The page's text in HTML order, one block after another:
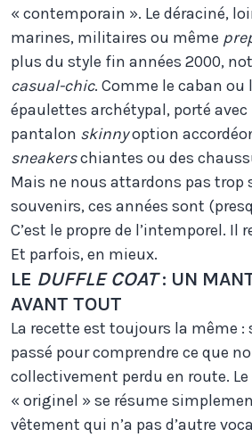
« contemporain ». Le déraciné,
marines, militaires ou même
plus du style fin années 2000,
casual-chic. Comme le caban ou
épaulettes archétypal, porté
pantalon skinnyoption
sneakerschiantes ou des
Mais ne nous attardons pas trop
souvenirs, ces années sont
C’est le propre de l’intemporel. Il
Et parfois, en mieux.
LE DUFFLE COAT: UN
AVANT TOUT
La recette est toujours la même :
passé pour comprendre ce que
collectivement perdu en route. Le
« originel » se résume
vêtement qui n’a pas d’autre